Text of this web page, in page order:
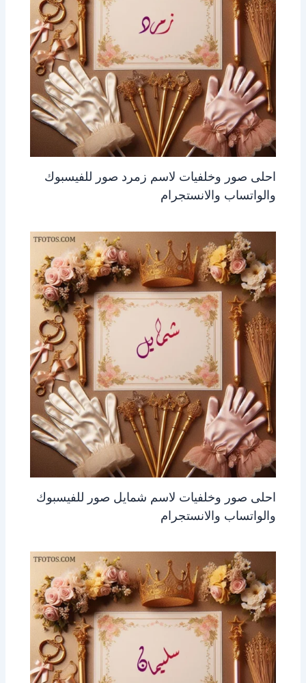
احلى صور وخلفيات لاسم زمرد صور للفيسبوك
والواتساب والانستجرام
احلى صور وخلفيات لاسم شمايل صور للفيسبوك
والواتساب والانستجرام